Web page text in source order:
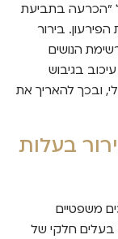
"הכרעה בתביעת
בירור
הנושים
בגיבוש
ובכך להאריך את
בעלות
משפטיים
בעלים חלקי של